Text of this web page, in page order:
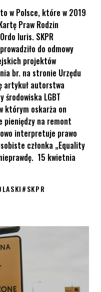
w Polsce, które w 2019
Praw Rodzin
Iuris. SKPR
do odmowy
projektów
br. na stronie Urzędu
artykuł autorstwa
środowiska LGBT
którym oskarża on
pieniędzy na remont
interpretuje prawo
członka „Equality
15 kwietnia
#SKPR